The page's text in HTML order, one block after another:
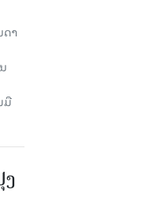
າ
ມື